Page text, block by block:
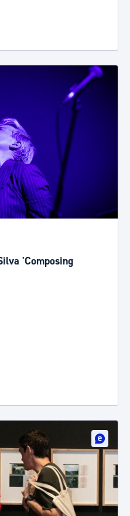
'Composing